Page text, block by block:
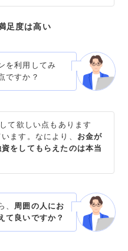
足度は高い
を利用してみ
ですか？
て欲しい点もあります
ます。なにより、 お金が
をしてもらえたのは本当
、 周囲の人にお
て良いですか？